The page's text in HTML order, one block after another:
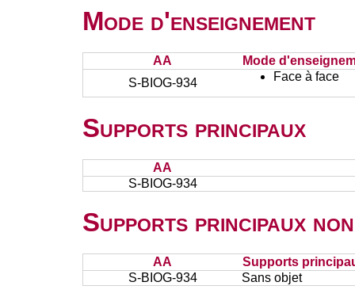
Mode d'enseignement
AA
Mode
S-BIOG-934
Face à face
Supports principaux
AA
S-BIOG-934
Supports principaux
AA
Supports
S-BIOG-934
Sans objet